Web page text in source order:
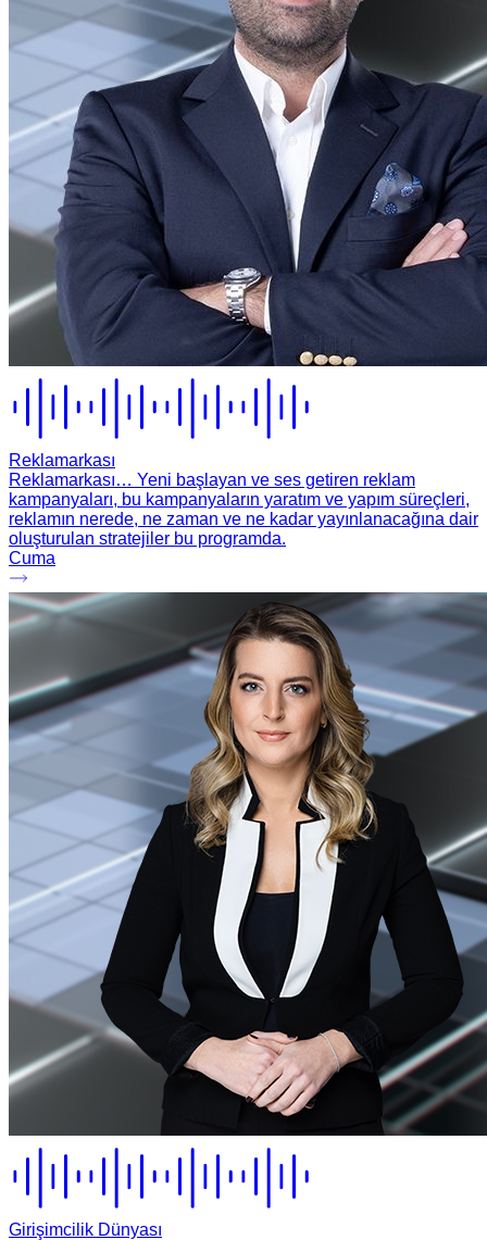
Reklamarkası
Reklamarkası… Yeni başlayan ve ses getiren reklam
kampanyaları, bu kampanyaların yaratım ve yapım süreçleri,
reklamın nerede, ne zaman ve ne kadar yayınlanacağına dair
oluşturulan stratejiler bu programda.
Cuma
Girişimcilik Dünyası